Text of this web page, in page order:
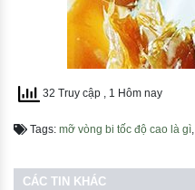
32 Truy cập , 1 Hôm nay
Tags: mỡ vòng bi tốc độ cao là gì,
CÁC TIN KHÁC